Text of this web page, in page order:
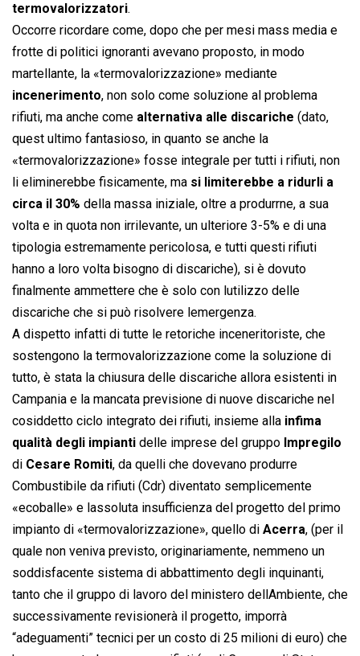
termovalorizzatori.
Occorre ricordare come, dopo che per mesi mass media e
frotte di politici ignoranti avevano proposto, in modo
martellante, la «termovalorizzazione» mediante
incenerimento, non solo come soluzione al problema
rifiuti, ma anche come alternativa alle discariche (dato,
quest ultimo fantasioso, in quanto se anche la
«termovalorizzazione» fosse integrale per tutti i rifiuti, non
li eliminerebbe fisicamente, ma si limiterebbe a ridurli a
circa il 30% della massa iniziale, oltre a produrrne, a sua
volta e in quota non irrilevante, un ulteriore 3-5% e di una
tipologia estremamente pericolosa, e tutti questi rifiuti
hanno a loro volta bisogno di discariche), si è dovuto
finalmente ammettere che è solo con lutilizzo delle
discariche che si può risolvere lemergenza.
A dispetto infatti di tutte le retoriche inceneritoriste, che
sostengono la termovalorizzazione come la soluzione di
tutto, è stata la chiusura delle discariche allora esistenti in
Campania e la mancata previsione di nuove discariche nel
cosiddetto ciclo integrato dei rifiuti, insieme alla infima
qualità degli impianti delle imprese del gruppo Impregilo
di Cesare Romiti, da quelli che dovevano produrre
Combustibile da rifiuti (Cdr) diventato semplicemente
«ecoballe» e lassoluta insufficienza del progetto del primo
impianto di «termovalorizzazione», quello di Acerra, (per il
quale non veniva previsto, originariamente, nemmeno un
soddisfacente sistema di abbattimento degli inquinanti,
tanto che il gruppo di lavoro del ministero dellAmbiente, che
successivamente revisionerà il progetto, imporrà
“adeguamenti” tecnici per un costo di 25 milioni di euro) che